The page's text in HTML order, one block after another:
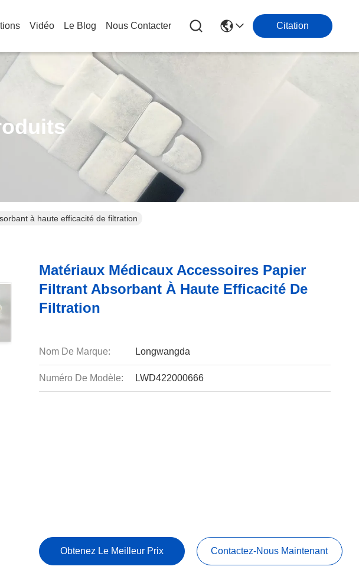
Vidéo Le Blog Nous Contacter Citation
à haute efficacité de filtration
Matériaux Médicaux Accessoires Papier
Filtrant Absorbant À Haute Efficacité De
Filtration
Nom De Marque: Longwangda
Numéro De Modèle: LWD422000666
Obtenez Le Meilleur Prix Contactez-Nous Maintenant